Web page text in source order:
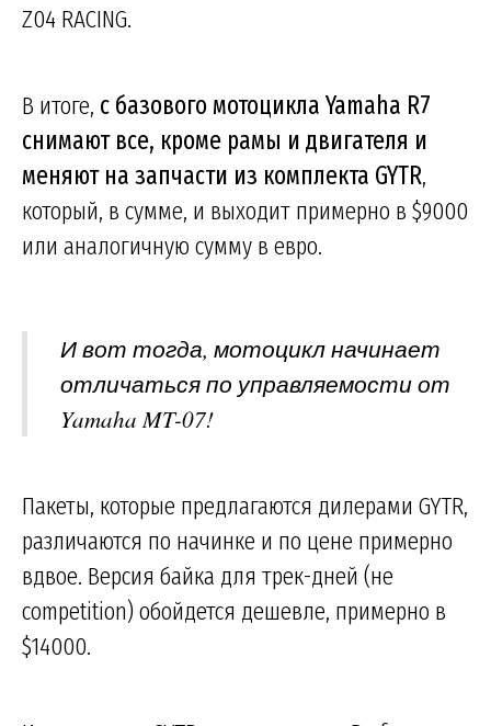
Z04 RACING.
В итоге, с базового мотоцикла Yamaha R7
снимают все, кроме рамы и двигателя и
меняют на запчасти из комплекта GYTR,
который, в сумме, и выходит примерно в $9000
или аналогичную сумму в евро.
И вот тогда, мотоцикл начинает
отличаться по управляемости от
Yamaha MT-07!
Пакеты, которые предлагаются дилерами GYTR,
различаются по начинке и по цене примерно
вдвое. Версия байка для трек-дней (не
competition) обойдется дешевле, примерно в
$14000.